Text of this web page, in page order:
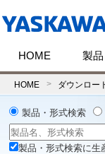
HOME 製
HOME ダウンロー
製品・形式検索
製品・形式検索に生